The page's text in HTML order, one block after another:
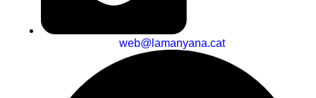
web@lamanyana.cat